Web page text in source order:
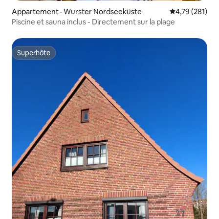
Appartement · Wurster Nordseeküste Note
4,79 (281)
Piscine et sauna inclus - Directement sur la plage
Superhôte
Superhôte